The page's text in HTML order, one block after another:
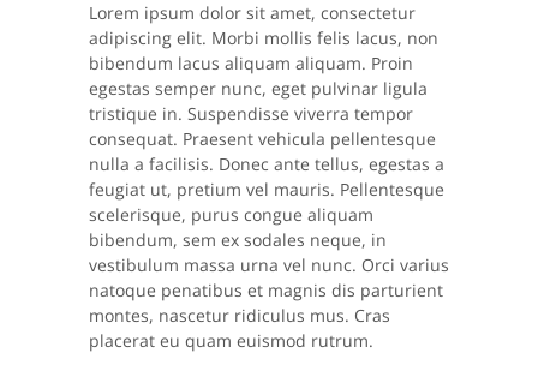
Lorem ipsum dolor sit amet, consectetur
adipiscing elit. Morbi mollis felis lacus, non
bibendum lacus aliquam aliquam. Proin
egestas semper nunc, eget pulvinar ligula
tristique in. Suspendisse viverra tempor
consequat. Praesent vehicula pellentesque
nulla a facilisis. Donec ante tellus, egestas a
feugiat ut, pretium vel mauris. Pellentesque
scelerisque, purus congue aliquam
bibendum, sem ex sodales neque, in
vestibulum massa urna vel nunc. Orci varius
natoque penatibus et magnis dis parturient
montes, nascetur ridiculus mus. Cras
placerat eu quam euismod rutrum.